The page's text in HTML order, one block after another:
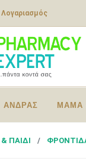
Λογαριασμός
ΑΝΔΡΑΣ ΜΑΜΑ
ΠΑΙΔΙ